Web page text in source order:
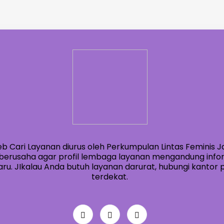
Cari Layanan diurus oleh Perkumpulan Lintas Feminis
agar profil lembaga layanan mengandung
JIkalau Anda butuh layanan darurat, hubungi kantor
terdekat.